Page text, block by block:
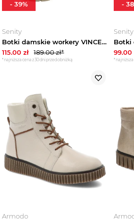
Espadryle damskie
Mokasyny damskie
Baleriny damskie
Botki damskie
Zobacz wszystko
Botki na obcasie
Senity
Botki damskie workery VINCEZA 16437 ocieplane
115.00 zł 189.00zł*
*najniższa cena z 30 dni przed obniżką
-39%
Senity
99.00
*najniższa
- 38
Armodo